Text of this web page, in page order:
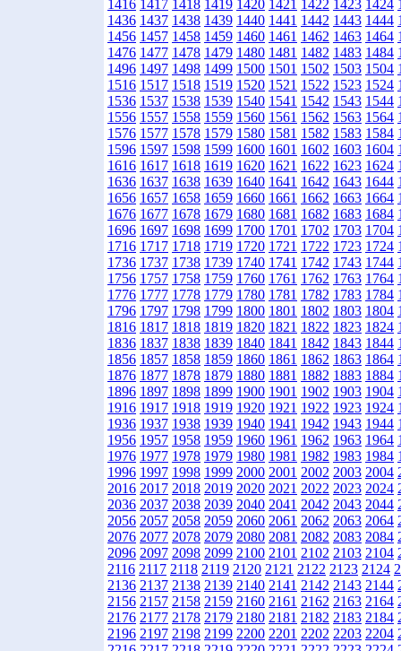
1416 1417 1418 1419 1420 1421 1422 1423 1424
1436 1437 1438 1439 1440 1441 1442 1443 1444
1456 1457 1458 1459 1460 1461 1462 1463 1464
1476 1477 1478 1479 1480 1481 1482 1483 1484
1496 1497 1498 1499 1500 1501 1502 1503 1504
1516 1517 1518 1519 1520 1521 1522 1523 1524
1536 1537 1538 1539 1540 1541 1542 1543 1544
1556 1557 1558 1559 1560 1561 1562 1563 1564
1576 1577 1578 1579 1580 1581 1582 1583 1584
1596 1597 1598 1599 1600 1601 1602 1603 1604
1616 1617 1618 1619 1620 1621 1622 1623 1624
1636 1637 1638 1639 1640 1641 1642 1643 1644
1656 1657 1658 1659 1660 1661 1662 1663 1664
1676 1677 1678 1679 1680 1681 1682 1683 1684
1696 1697 1698 1699 1700 1701 1702 1703 1704
1716 1717 1718 1719 1720 1721 1722 1723 1724
1736 1737 1738 1739 1740 1741 1742 1743 1744
1756 1757 1758 1759 1760 1761 1762 1763 1764
1776 1777 1778 1779 1780 1781 1782 1783 1784
1796 1797 1798 1799 1800 1801 1802 1803 1804
1816 1817 1818 1819 1820 1821 1822 1823 1824
1836 1837 1838 1839 1840 1841 1842 1843 1844
1856 1857 1858 1859 1860 1861 1862 1863 1864
1876 1877 1878 1879 1880 1881 1882 1883 1884
1896 1897 1898 1899 1900 1901 1902 1903 1904
1916 1917 1918 1919 1920 1921 1922 1923 1924
1936 1937 1938 1939 1940 1941 1942 1943 1944
1956 1957 1958 1959 1960 1961 1962 1963 1964
1976 1977 1978 1979 1980 1981 1982 1983 1984
1996 1997 1998 1999 2000 2001 2002 2003 2004
2016 2017 2018 2019 2020 2021 2022 2023 2024
2036 2037 2038 2039 2040 2041 2042 2043 2044
2056 2057 2058 2059 2060 2061 2062 2063 2064
2076 2077 2078 2079 2080 2081 2082 2083 2084
2096 2097 2098 2099 2100 2101 2102 2103 2104
2116 2117 2118 2119 2120 2121 2122 2123 2124
2136 2137 2138 2139 2140 2141 2142 2143 2144
2156 2157 2158 2159 2160 2161 2162 2163 2164
2176 2177 2178 2179 2180 2181 2182 2183 2184
2196 2197 2198 2199 2200 2201 2202 2203 2204